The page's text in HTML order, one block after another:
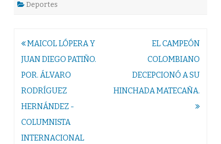
Deportes
Navegación
de
entradas
MAICOL LÓPERA Y
JUAN DIEGO PATIÑO.
POR. ÁLVARO
RODRÍGUEZ
HERNÁNDEZ -
COLUMNISTA
INTERNACIONAL
EL CAMPEÓN
COLOMBIANO
DECEPCIONÓ A SU
HINCHADA MATECAÑA.